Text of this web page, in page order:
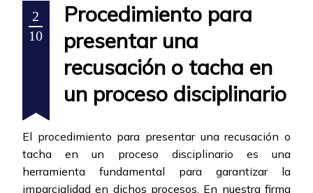
2
10
Procedimiento para
presentar una
recusación o tacha en
un proceso disciplinario
El procedimiento para presentar una recusación o
tacha en un proceso disciplinario es una
herramienta fundamental para garantizar la
imparcialidad en dichos procesos. En nuestra firma